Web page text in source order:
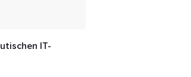
IT-